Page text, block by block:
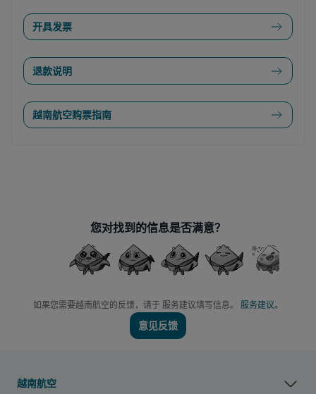
开具发票
退款说明
越南航空购票指南
您对找到的信息是否满意？
如果您需要越南航空的反馈，请于 服务建议填写信息。 服务建议。
意见反馈
越南航空